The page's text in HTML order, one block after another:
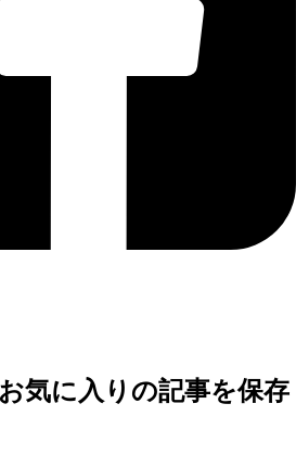
気に入りの記事を保存